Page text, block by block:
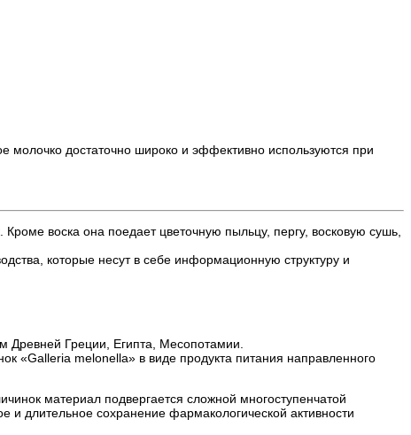
молочко достаточно широко и эффективно используются при
воска она поедает цветочную пыльцу, пергу, восковую сушь,
которые несут в себе информационную структуру и
Древней Греции, Египта, Месопотамии.
«Galleria melonella» в виде продукта питания направленного
материал подвергается сложной многоступенчатой
и длительное сохранение фармакологической активности